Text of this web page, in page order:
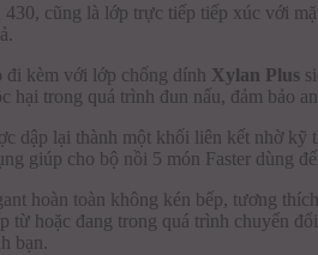
cũng là lớp trực tiếp tiếp xúc với
đi kèm với lớp chống dính Xylan Plus
hại trong quá trình đun nấu, đảm bảo
dập lại thành một khối liên kết nhờ
giúp cho bộ nồi 5 món Faster dùng
hoàn toàn không kén bếp, tương
từ hoặc đang trong quá trình chuyển
bạn.